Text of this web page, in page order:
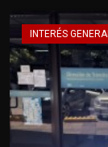
INTERÉS